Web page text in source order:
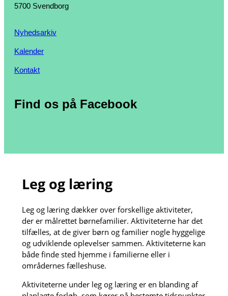
5700 Svendborg
Nyhedsarkiv
Kalender
Kontakt
Find os på Facebook
Leg og læring
Leg og læring dækker over forskellige aktiviteter,
der er målrettet børnefamilier. Aktiviteterne har det
tilfælles, at de giver børn og familier nogle hyggelige
og udviklende oplevelser sammen. Aktiviteterne kan
både finde sted hjemme i familierne eller i
områdernes fælleshuse.
Aktiviteterne under leg og læring er en blanding af